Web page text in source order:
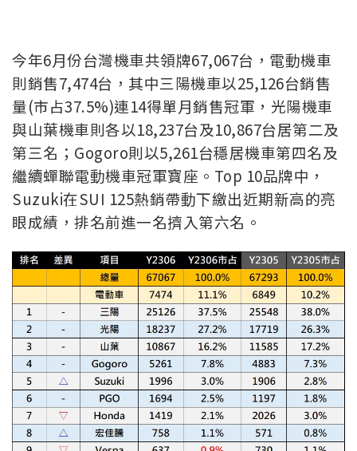
今年6月份台灣機車共領牌67,067台，電動機車
則銷售7,474台，其中三陽機車以25,126台銷售
量(市占37.5%)連14得單月銷售冠軍，光陽機車
與山葉機車則各以18,237台及10,867台居第二及
第三名；Gogoro則以5,261台穩居機車第四名及
繼續蟬聯電動機車冠軍寶座。Top 10品牌中，
Suzuki在SUI 125熱銷帶動下繳出近期新高的亮
眼成績，排名前進一名擠入第六名。